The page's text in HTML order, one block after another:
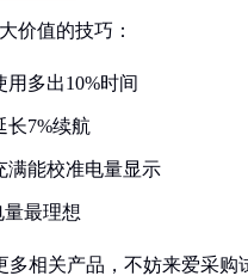
价值的技巧：
多出10%时间
长7%续航
满能校准电量显示
量最理想
多相关产品，不妨来爱采购